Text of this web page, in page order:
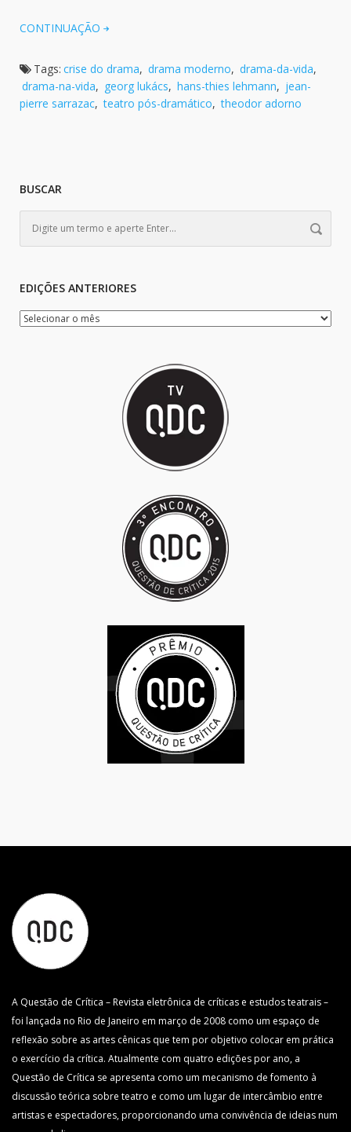
CONTINUAÇÃO
Tags: crise do drama, drama moderno, drama-da-vida,
drama-na-vida, georg lukács, hans-thies lehmann, jean-
pierre sarrazac, teatro pós-dramático, theodor adorno
BUSCAR
EDIÇÕES ANTERIORES
A Questão de Crítica – Revista eletrônica de críticas e estudos teatrais –
foi lançada no Rio de Janeiro em março de 2008 como um espaço de
reflexão sobre as artes cênicas que tem por objetivo colocar em prática
o exercício da crítica. Atualmente com quatro edições por ano, a
Questão de Crítica se apresenta como um mecanismo de fomento à
discussão teórica sobre teatro e como um lugar de intercâmbio entre
artistas e espectadores, proporcionando uma convivência de ideias num